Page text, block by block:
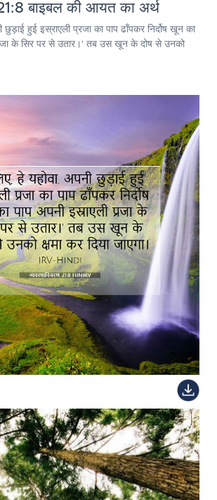
21:8 बाइबल की आयत का अर्थ
हुई इस्राएली प्रजा का पाप ढाँपकर निर्दोष खून का
के सिर पर से उतार।' तब उस खून के दोष से उनको